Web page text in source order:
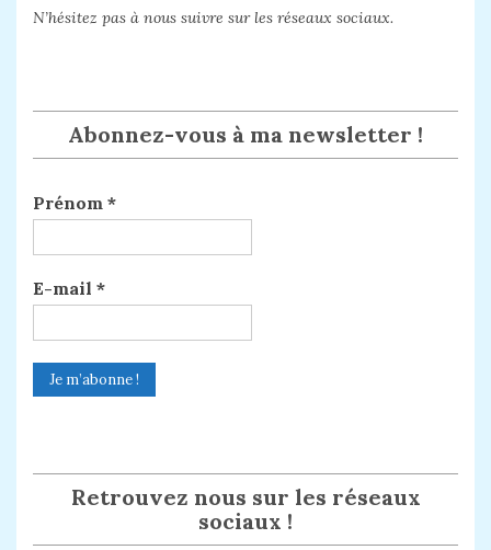
N’hésitez pas à nous suivre sur les réseaux sociaux.
Abonnez-vous à ma newsletter !
Prénom *
E-mail *
Retrouvez nous sur les réseaux
sociaux !